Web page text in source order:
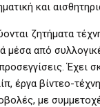
και
ζητήματα
μέσα από
Έχει
έργα βίντεο-
με